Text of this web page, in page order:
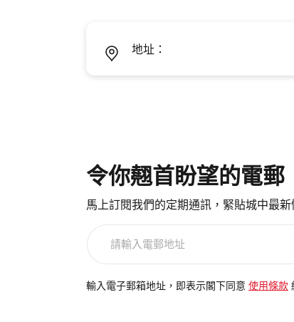
地址：
令你翹首盼望的電郵
馬上訂閱我們的定期通訊，緊貼城中最新
電
輸入電子郵箱地址，即表示閣下同意 使用條款